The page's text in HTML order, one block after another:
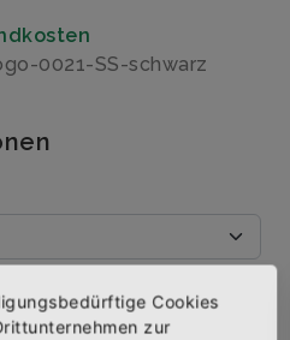
0021-SS-schwarz
Cookies
zur